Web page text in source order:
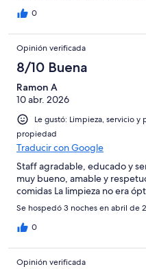
0
Opinión verificada
8/10 Buena
Ramon A
10 abr. 2026
Le gustó: Limpieza, servicio
propiedad
Traducir con Google
Staff agradable, educado y
muy bueno, amable y
comidas La limpieza no era
Se hospedó 3 noches en abril de
0
Opinión verificada